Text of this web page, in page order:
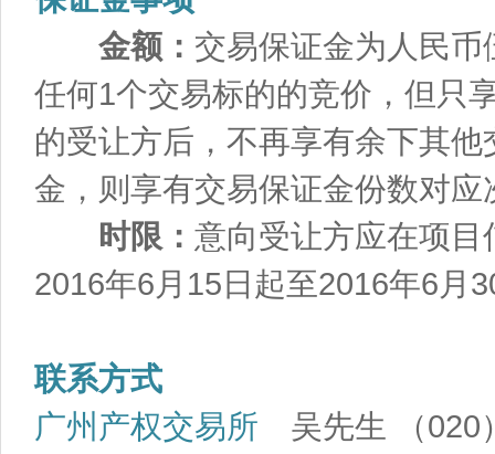
金额： 交易保证金为人民
任何1个交易标的的竞价，但只
的受让方后，不再享有余下其
金，则享有交易保证金份数对
时限： 意向受让方应在项
2016年6月15日起至2016年6月
联系方式
广州产权交易所 吴先生 （020